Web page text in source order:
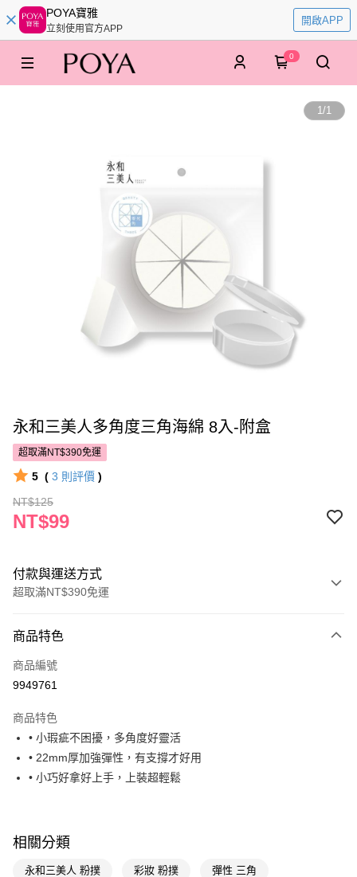
POYA寶雅
立刻使用官方APP
開啟APP
0
1/1
永和三美人多角度三角海綿 8入-附盒
超取滿NT$390免運
5 ( 3 則評價 )
NT$125
NT$99
付款與運送方式
超取滿NT$390免運
POYA支付
信用卡一次付款
LINE Pay
Apple Pay
Google Pay
商品特色
商品編號
9949761
商品特色
• 小瑕疵不困擾，多角度好靈活
• 22mm厚加強彈性，有支撐才好用
• 小巧好拿好上手，上裝超輕鬆
相關分類
永和三美人 粉撲 彩妝 粉撲 彈性 三角